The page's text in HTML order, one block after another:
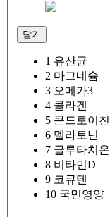
닫기
1 유산균
2 마그네슘
3 오메가3
4 콜라겐
5 콘드로이친
6 멜라토닌
7 글루타치온
8 비타민D
9 코큐텐
10 국민영양